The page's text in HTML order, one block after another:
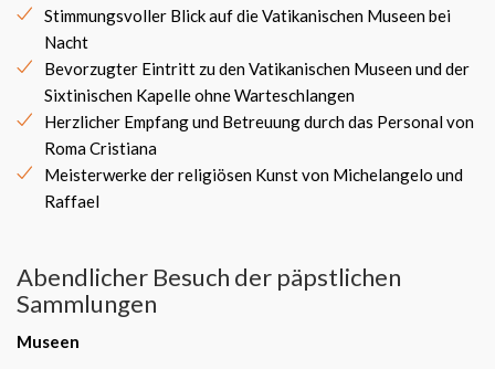
Stimmungsvoller Blick auf die Vatikanischen Museen bei
Nacht
Bevorzugter Eintritt zu den Vatikanischen Museen und der
Sixtinischen Kapelle ohne Warteschlangen
Herzlicher Empfang und Betreuung durch das Personal von
Roma Cristiana
Meisterwerke der religiösen Kunst von Michelangelo und
Raffael
Abendlicher Besuch der päpstlichen
Sammlungen
Museen